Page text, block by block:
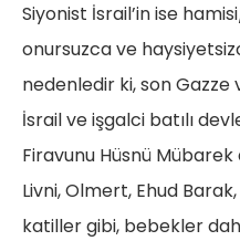
Siyonist İsrail’in ise
onursuzca ve
nedenledir ki, son Gazze
İsrail ve işgalci batılı
Firavunu Hüsnü Mübarek
Livni, Olmert, Ehud
katiller gibi, bebekler